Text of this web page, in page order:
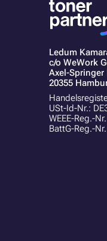
Ledum
c/o WeWork
Axel-Springer
20355
USt-Id-Nr.:
WEEE-Reg.-
BattG-Reg.-